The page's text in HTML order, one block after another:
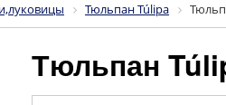
Тюльпан Túlipa
Тюльпан